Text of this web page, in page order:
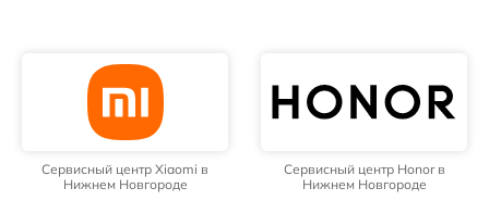
Сервисный центр Xiaomi в
Нижнем Новгороде
Сервисный центр Honor в
Нижнем Новгороде